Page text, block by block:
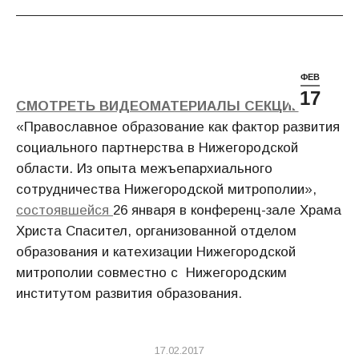
ФЕВ
17
СМОТРЕТЬ ВИДЕОМАТЕРИАЛЫ СЕКЦИИ
«Православное образование как фактор развития
социального партнерства в Нижегородской
области. Из опыта межъепархиального
сотрудничества Нижегородской митрополии»,
состоявшейся 26 января в конференц-зале Храма
Христа Спасител, организованной отделом
образования и катехизации Нижегородской
митрополии совместно с Нижегородским
институтом развития образования.
17.02.2017